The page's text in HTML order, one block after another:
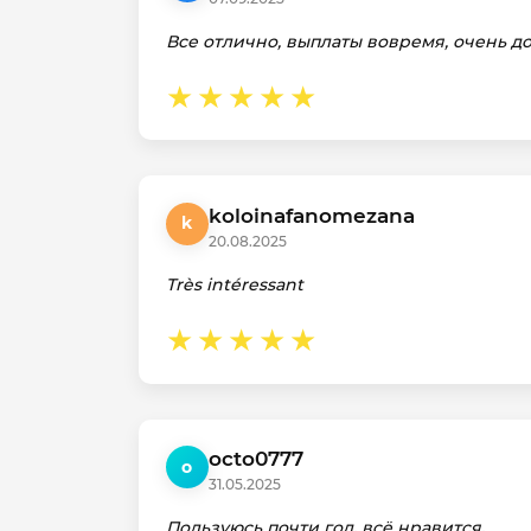
Все отлично, выплаты вовремя, очень
k koloinafanomezana
20.08.2025
Très intéressant
o octo0777
31.05.2025